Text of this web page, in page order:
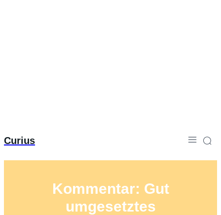
Curius
Kommentar: Gut
umgesetztes